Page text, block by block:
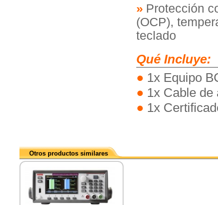
Protección
(OCP),
teclado
Qué Incluye:
1x Equipo
1x Cable de
1x
Otros productos similares